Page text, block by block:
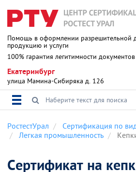
Помощь в оформлении разрешительной
продукцию и услуги
100% гарантия легитимности документов
Екатеринбург
улица Мамина-Сибиряка д. 126
РостестУрал
Сертификация по
Легкая промышленность
Сертификат на